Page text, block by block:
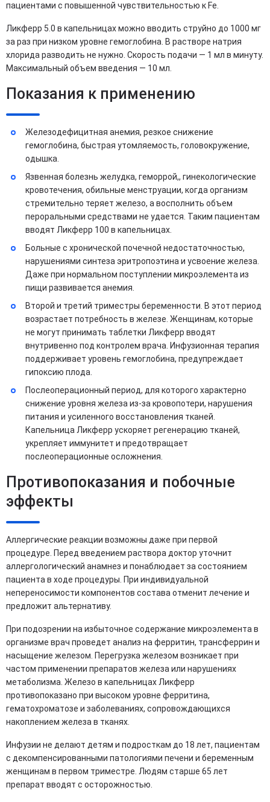
пациентами с повышенной чувствительностью к Fe.
Ликферр 5.0 в капельницах можно вводить струйно до 1000 мг
за раз при низком уровне гемоглобина. В растворе натрия
хлорида разводить не нужно. Скорость подачи — 1 мл в минуту.
Максимальный объем введения — 10 мл.
Показания к применению
Железодефицитная анемия, резкое снижение
гемоглобина, быстрая утомляемость, головокружение,
одышка.
Язвенная болезнь желудка, геморрой,, гинекологические
кровотечения, обильные менструации, когда организм
стремительно теряет железо, а восполнить объем
пероральными средствами не удается. Таким пациентам
вводят Ликферр 100 в капельницах.
Больные с хронической почечной недостаточностью,
нарушениями синтеза эритропоэтина и усвоение железа.
Даже при нормальном поступлении микроэлемента из
пищи развивается анемия.
Второй и третий триместры беременности. В этот период
возрастает потребность в железе. Женщинам, которые
не могут принимать таблетки Ликферр вводят
внутривенно под контролем врача. Инфузионная терапия
поддерживает уровень гемоглобина, предупреждает
гипоксию плода.
Послеоперационный период, для которого характерно
снижение уровня железа из-за кровопотери, нарушения
питания и усиленного восстановления тканей.
Капельница Ликферр ускоряет регенерацию тканей,
укрепляет иммунитет и предотвращает
послеоперационные осложнения.
Противопоказания и побочные
эффекты
Аллергические реакции возможны даже при первой
процедуре. Перед введением раствора доктор уточнит
аллергологический анамнез и понаблюдает за состоянием
пациента в ходе процедуры. При индивидуальной
непереносимости компонентов состава отменит лечение и
предложит альтернативу.
При подозрении на избыточное содержание микроэлемента в
организме врач проведет анализ на ферритин, трансферрин и
насыщение железом. Перегрузка железом возникает при
частом применении препаратов железа или нарушениях
метаболизма. Железо в капельницах Ликферр
противопоказано при высоком уровне ферритина,
гематохроматозе и заболеваниях, сопровождающихся
накоплением железа в тканях.
Инфузии не делают детям и подросткам до 18 лет, пациентам
с декомпенсированными патологиями печени и беременным
женщинам в первом триместре. Людям старше 65 лет
препарат вводят с осторожностью.